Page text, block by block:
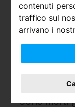
contenuti
traffico sul
arrivano i
quali sono i
utenti che
Sono molti